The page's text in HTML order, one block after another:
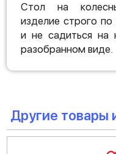
Стол на
изделие строго по
и не садиться на
разобранном виде.
Другие товары